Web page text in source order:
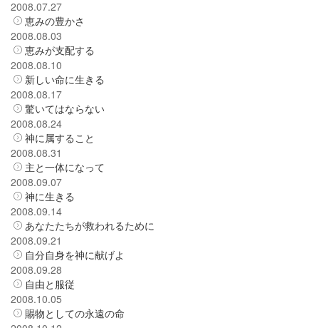
2008.07.27
恵みの豊かさ
2008.08.03
恵みが支配する
2008.08.10
新しい命に生きる
2008.08.17
驚いてはならない
2008.08.24
神に属すること
2008.08.31
主と一体になって
2008.09.07
神に生きる
2008.09.14
あなたたちが救われるために
2008.09.21
自分自身を神に献げよ
2008.09.28
自由と服従
2008.10.05
賜物としての永遠の命